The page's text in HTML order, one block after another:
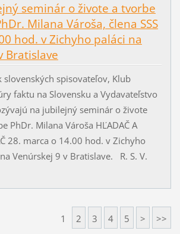
seminár o živote a tvorbe
Milana Vároša, člena SSS
hod. v Zichyho paláci na
Bratislave
slovenských spisovateľov, Klub
faktu na Slovensku a Vydavateľstvo
na jubilejný seminár o živote
PhDr. Milana Vároša HĽADAČ A
28. marca o 14.00 hod. v Zichyho
Venúrskej 9 v Bratislave. R. S. V.
1 2 3 4 5 > >>